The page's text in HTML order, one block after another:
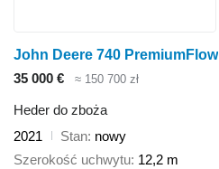
John Deere 740 PremiumFlow
35 000 €
≈ 150 700 zł
Heder do zboża
2021
Stan nowy
Szerokość uchwytu 12,2 m